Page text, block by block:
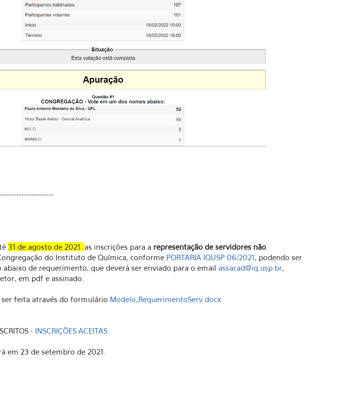
31 de agosto de 2021 as inscrições para a representação de servidores não
do Instituto de Química, conforme PORTARIA IQUSP 06/2021, podendo ser
de requerimento, que deverá ser enviado para o email assacad@iq.usp.br,
em pdf e assinado.
ser feita através do formulário Modelo_RequerimentoServ.docx
- INSCRIÇÕES ACEITAS
em 23 de setembro de 2021.